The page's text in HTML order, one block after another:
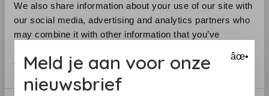
We also share information about your use of our site with
our social media, advertising and analytics partners who
may combine it with other information that you’ve
of their services.
Ontwerper:
âœ•
Meld je aan voor onze
nieuwsbrief